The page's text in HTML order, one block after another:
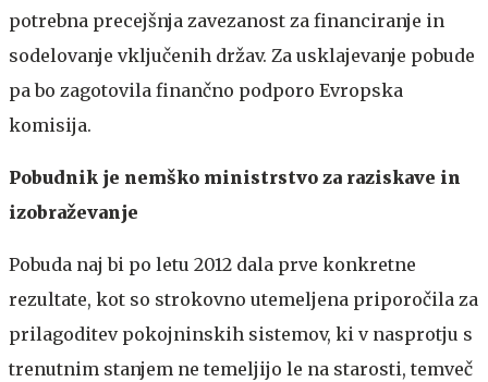
potrebna precejšnja zavezanost za financiranje in
sodelovanje vključenih držav. Za usklajevanje pobude
pa bo zagotovila finančno podporo Evropska
komisija.
Pobudnik je nemško ministrstvo za raziskave in
izobraževanje
Pobuda naj bi po letu 2012 dala prve konkretne
rezultate, kot so strokovno utemeljena priporočila za
prilagoditev pokojninskih sistemov, ki v nasprotju s
trenutnim stanjem ne temeljijo le na starosti, temveč